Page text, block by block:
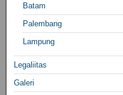
Batam
Palembang
Lampung
Legaliitas
Galeri